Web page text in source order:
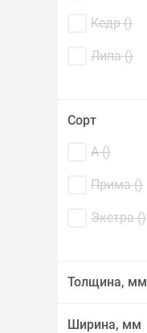
Кедр ()
Липа ()
Сорт
А ()
Прима ()
Экстра ()
Толщина, мм
Ширина, мм